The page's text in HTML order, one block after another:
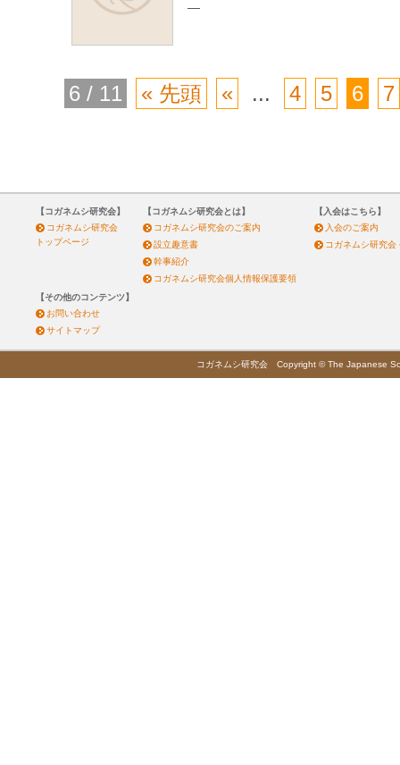
—
6 / 11 « 先頭 « ... 4 5 6 7
【コガネムシ研究会】
コガネムシ研究会
トップページ
【コガネムシ研究会とは】
コガネムシ研究会のご案内
設立趣意書
幹事紹介
コガネムシ研究会個人情報保護要領
【入会はこちら】
入会のご案内
コガネムシ研究会
【その他のコンテンツ】
お問い合わせ
サイトマップ
コガネムシ研究会 Copyright © The Japanese